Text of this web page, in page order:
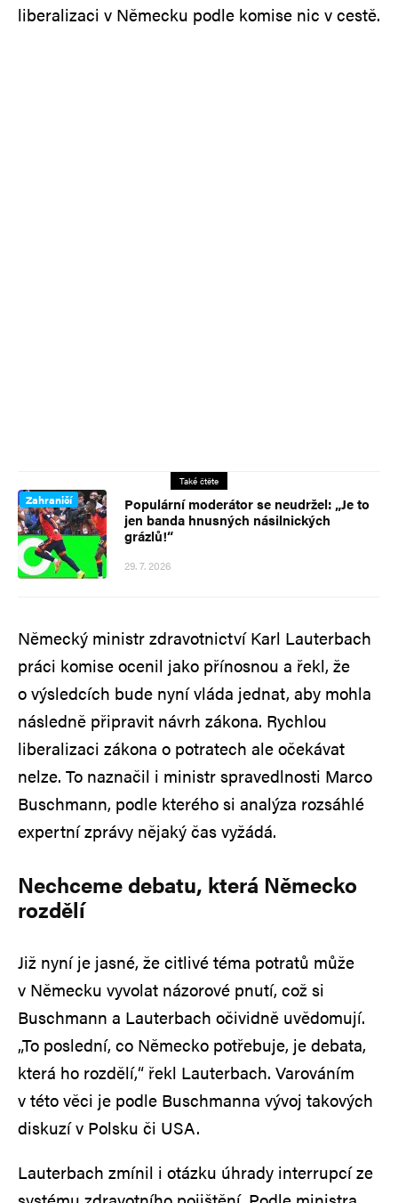
liberalizaci v Německu podle komise nic v cestě.
Také čtěte
Zahraničí
Populární moderátor se neudržel: „Je to
jen banda hnusných násilnických
grázlů!“
29. 7. 2026
Německý ministr zdravotnictví Karl Lauterbach
práci komise ocenil jako přínosnou a řekl, že
o výsledcích bude nyní vláda jednat, aby mohla
následně připravit návrh zákona. Rychlou
liberalizaci zákona o potratech ale očekávat
nelze. To naznačil i ministr spravedlnosti Marco
Buschmann, podle kterého si analýza rozsáhlé
expertní zprávy nějaký čas vyžádá.
Nechceme debatu, která Německo
rozdělí
Již nyní je jasné, že citlivé téma potratů může
v Německu vyvolat názorové pnutí, což si
Buschmann a Lauterbach očividně uvědomují.
„To poslední, co Německo potřebuje, je debata,
která ho rozdělí,“ řekl Lauterbach. Varováním
v této věci je podle Buschmanna vývoj takových
diskuzí v Polsku či USA.
Lauterbach zmínil i otázku úhrady interrupcí ze